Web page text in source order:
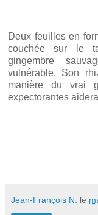
Deux feuilles en
couchée sur le
gingembre
vulnérable. Son
manière du vrai
expectorantes
Jean-François N. le